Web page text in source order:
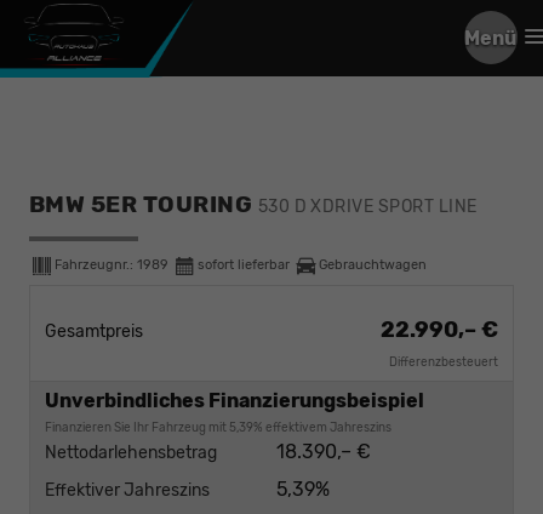
Menü
BMW 5ER TOURING 530 D XDRIVE SPORT LINE
Fahrzeugnr.: 1989 sofort lieferbar Gebrauchtwagen
Gesamtpreis 22.990,– €
Differenzbesteuert
Unverbindliches Finanzierungsbeispiel
Finanzieren Sie Ihr Fahrzeug mit 5,39% effektivem Jahreszins
Nettodarlehensbetrag 18.390,– €
Effektiver Jahreszins 5,39%